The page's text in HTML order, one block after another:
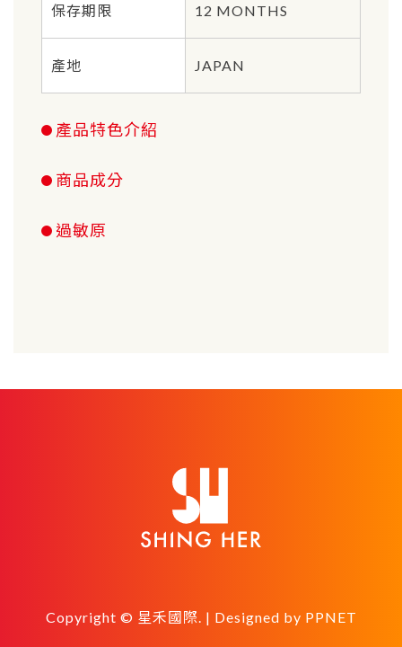
保存期限 12 MONTHS
產地 JAPAN
產品特色介紹
商品成分
過敏原
Copyright © 星禾國際. | Designed by PPNET